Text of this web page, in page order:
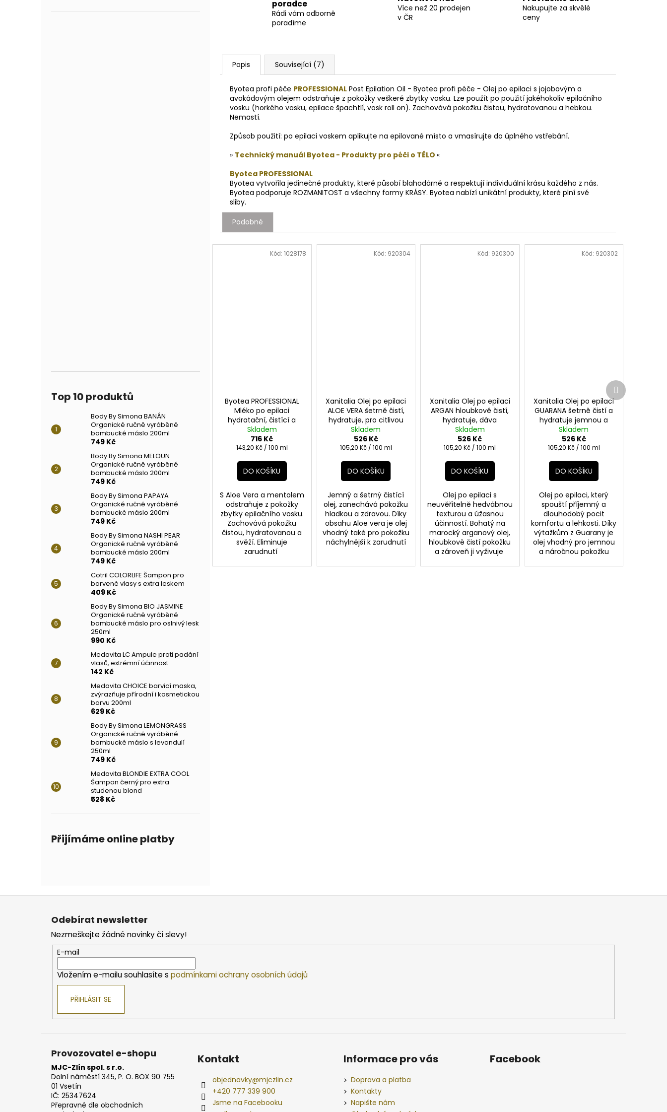
Top 10 produktů
Body By Simona BANÁN
Organické ručně vyráběné
bambucké máslo 200ml
749 Kč
Body By Simona MELOUN
Organické ručně vyráběné
bambucké máslo 200ml
749 Kč
Body By Simona PAPAYA
Organické ručně vyráběné
bambucké máslo 200ml
749 Kč
Body By Simona NASHI PEAR
Organické ručně vyráběné
bambucké máslo 200ml
749 Kč
Cotril COLORLIFE Šampon pro
barvené vlasy s extra leskem
409 Kč
Body By Simona BIO JASMINE
Organické ručně vyráběné
bambucké máslo pro oslnivý lesk
250ml
990 Kč
Medavita LC Ampule proti padání
vlasů, extrémní účinnost
142 Kč
Medavita CHOICE barvicí maska,
zvýrazňuje přírodní i kosmetickou
barvu 200ml
629 Kč
Body By Simona LEMONGRASS
Organické ručně vyráběné
bambucké máslo s levandulí
250ml
749 Kč
Medavita BLONDIE EXTRA COOL
Šampon černý pro extra
studenou blond
528 Kč
Přijímáme online platby
poradce
Rádi vám odborně
poradíme
Více než 20 prodejen
v ČR
Nakupujte za skvělé
ceny
Popis Související (7)
Byotea profi péče PROFESSIONAL Post Epilation Oil - Byotea profi péče - Olej po epilaci s jojobovým a
avokádovým olejem odstraňuje z pokožky veškeré zbytky vosku. Lze použít po použití jakéhokoliv epilačního
vosku (horkého vosku, epilace špachtlí, vosk roll on). Zachovává pokožku čistou, hydratovanou a hebkou.
Nemastí.
Způsob použití: po epilaci voskem aplikujte na epilované místo a vmasírujte do úplného vstřebání.
» Technický manuál Byotea - Produkty pro péči o TĚLO «
Byotea PROFESSIONAL
Byotea vytvořila jedinečné produkty, které působí blahodárně a respektují individuální krásu každého z nás.
Byotea podporuje ROZMANITOST a všechny formy KRÁSY. Byotea nabízí unikátní produkty, které plní své
sliby.
Podobné
Byotea PROFESSIONAL
Mléko po epilaci
hydratační, čistící a
osvěžující 500ml
Skladem
716 Kč
Měrná
143,20 Kč / 100 ml
DO KOŠÍKU
S Aloe Vera a mentolem
odstraňuje z pokožky
zbytky epilačního vosku.
Zachovává pokožku
čistou, hydratovanou a
svěží. Eliminuje
zarudnutí
Kód: 1028178
Xanitalia Olej po epilaci
ALOE VERA šetrně čistí,
hydratuje, pro citlivou
pokožku 500ml
Skladem
526 Kč
Měrná
105,20 Kč / 100 ml
DO KOŠÍKU
Jemný a šetrný čistící
olej, zanechává pokožku
hladkou a zdravou. Díky
obsahu Aloe vera je olej
vhodný také pro pokožku
náchylnější k zarudnutí
Kód: 920304
Xanitalia Olej po epilaci
ARGAN hloubkově čistí,
hydratuje, dáva
pružnost pokožce
500ml
Skladem
526 Kč
Měrná
105,20 Kč / 100 ml
DO KOŠÍKU
Olej po epilaci s
neuvěřitelně hedvábnou
texturou a úžasnou
účinností. Bohatý na
marocký arganový olej,
hloubkově čistí pokožku
a zároveň ji vyživuje
Kód: 920300
Xanitalia Olej po epilaci
GUARANA šetrně čistí a
hydratuje jemnou a
náročnou pokožku
500ml
Skladem
526 Kč
Měrná
105,20 Kč / 100 ml
DO KOŠÍKU
Olej po epilaci, který
spouští příjemný a
dlouhodobý pocit
komfortu a lehkosti. Díky
výtažkům z Guarany je
olej vhodný pro jemnou
a náročnou pokožku
Kód: 920302
Další
produkt
Z
Odebírat newsletter
Nezmeškejte žádné novinky či slevy!
E-mail
Vložením e-mailu souhlasíte s podmínkami ochrany osobních údajů
PŘIHLÁSIT SE
Provozovatel e-shopu
MJC-Zlín spol. s r.o.
Dolní náměstí 345, P. O. BOX 90 755
01 Vsetín
IČ: 25347624
Přepravné dle obchodních
Kontakt
objednavky@mjczlin.cz
+420 777 339 900
Jsme na Facebooku
Informace pro vás
Doprava a platba
Kontakty
Napište nám
Facebook